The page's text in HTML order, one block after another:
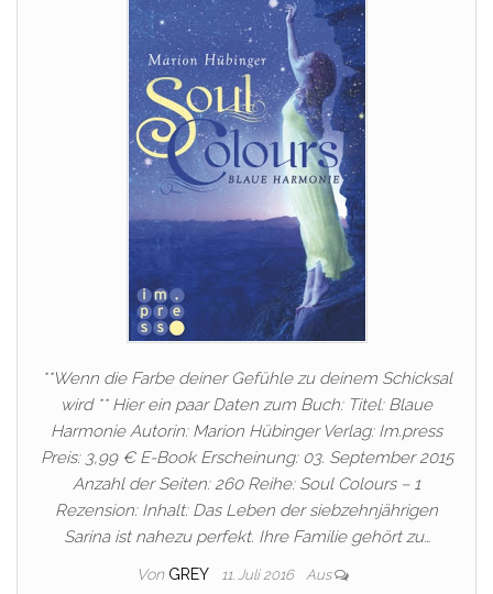
**Wenn die Farbe deiner Gefühle zu deinem Schicksal
wird ** Hier ein paar Daten zum Buch: Titel: Blaue
Harmonie Autorin: Marion Hübinger Verlag: Im.press
Preis: 3,99 € E-Book Erscheinung: 03. September 2015
Anzahl der Seiten: 260 Reihe: Soul Colours – 1
Rezension: Inhalt: Das Leben der siebzehnjährigen
Sarina ist nahezu perfekt. Ihre Familie gehört zu…
Von GREY 11. Juli 2016 Aus